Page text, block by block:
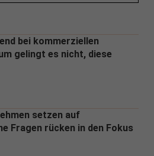
bei kommerziellen
gelingt es nicht, diese
setzen auf
Fragen rücken in den Fokus